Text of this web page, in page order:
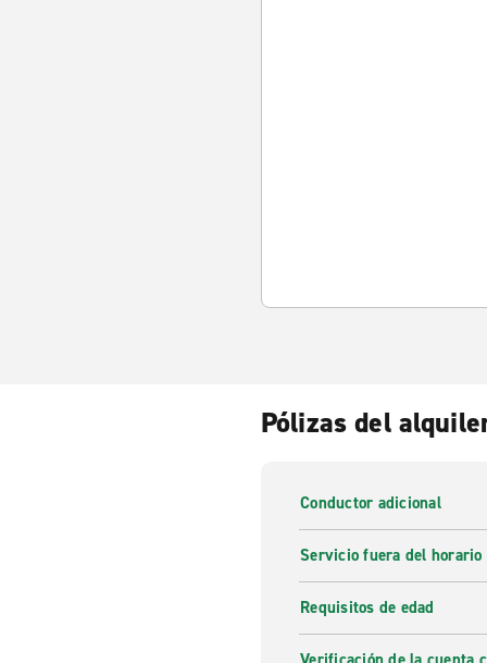
Pólizas del
Conductor adicional
Servicio fuera del horario
Requisitos de edad